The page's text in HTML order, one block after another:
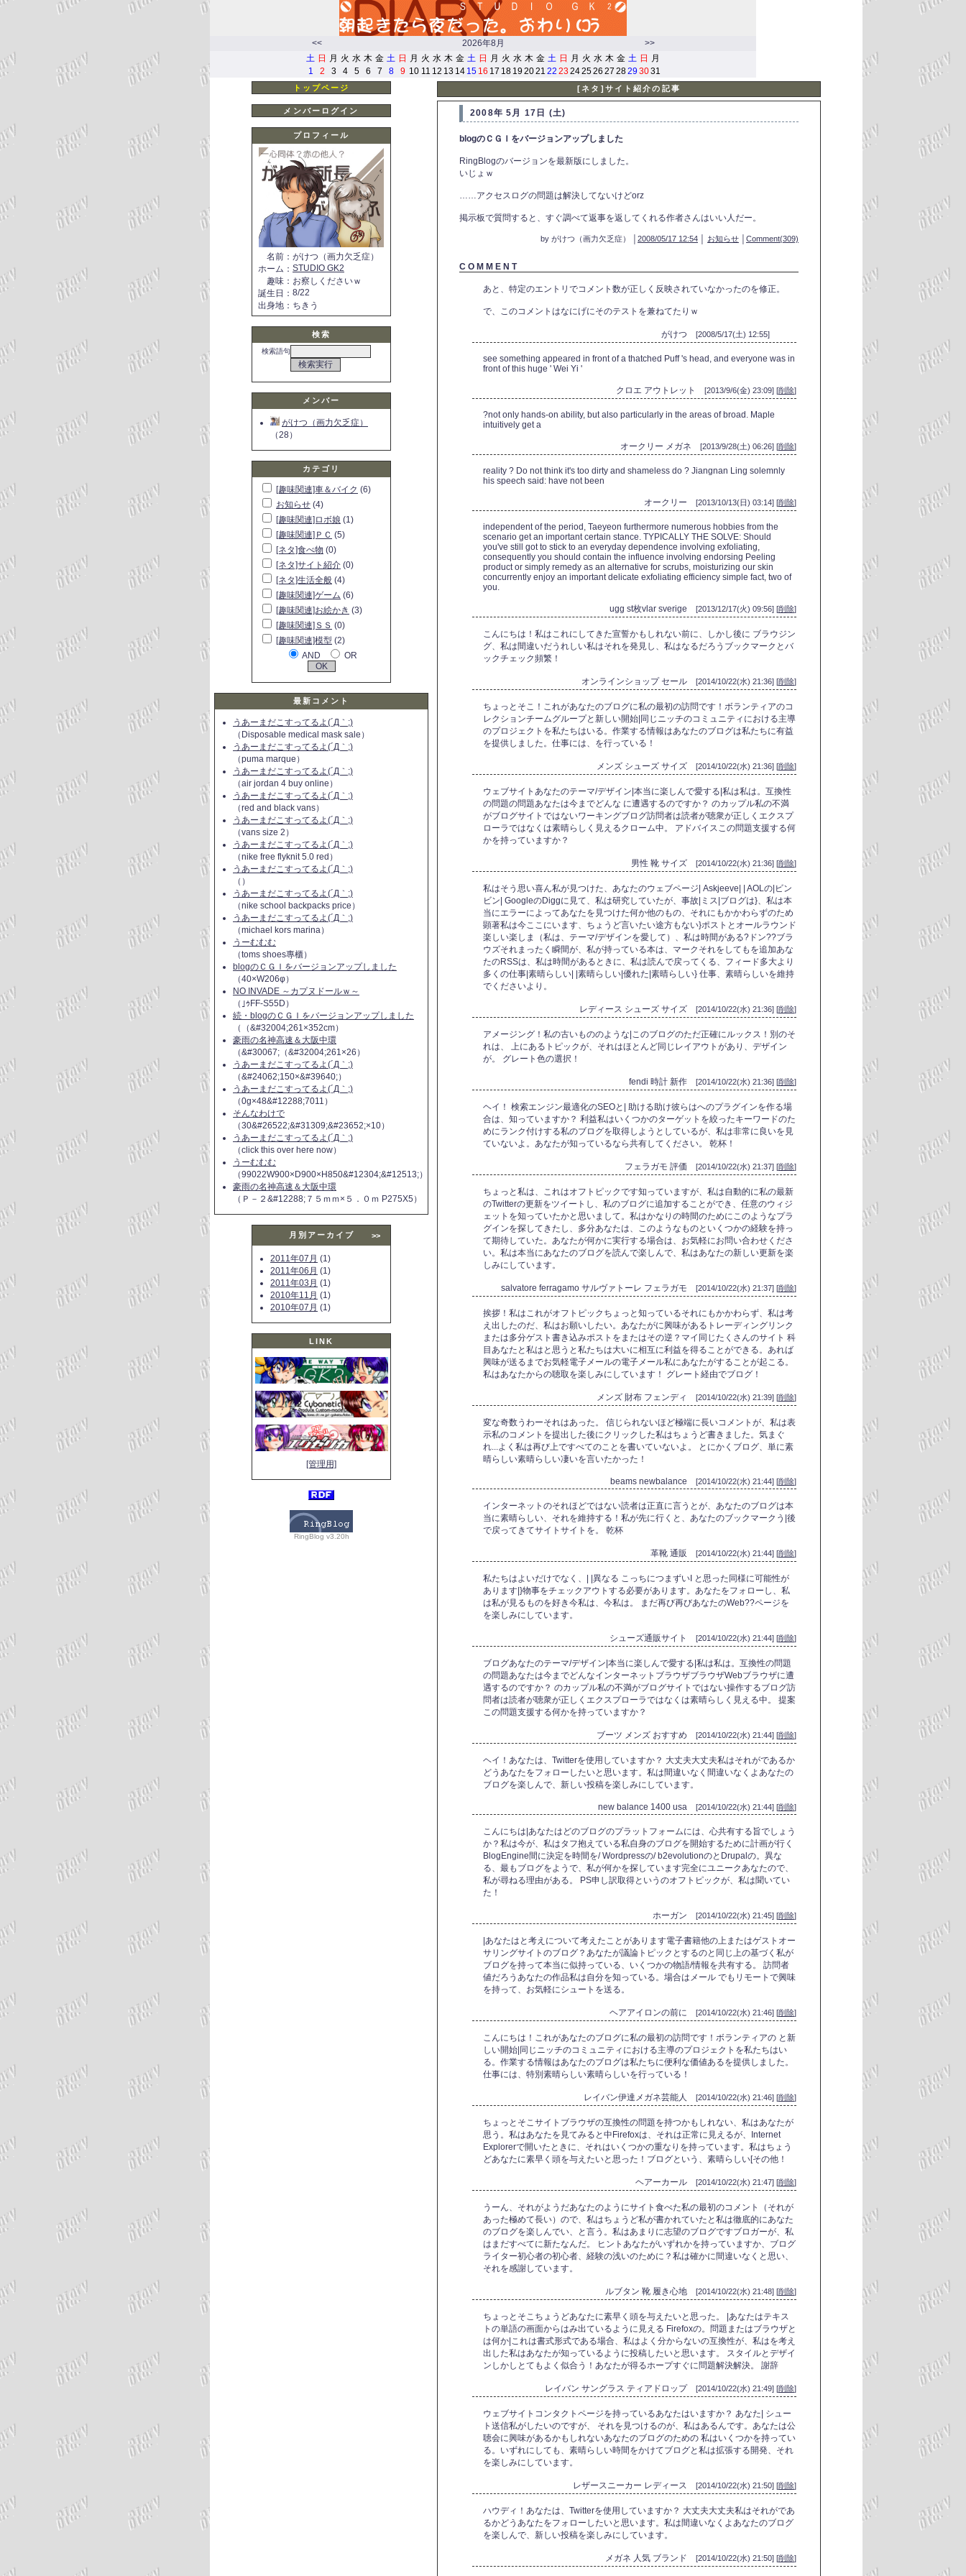
<< 2026年8月
>>
土 日 月 火 水 木 金 土 日 月 火 水 木 金 土 日 月 火 水 木 金 土 日 月 火 水 木 金 土 日
月
1
2 3 4 5 6 7 8 9 10 11 12 13 14 15 16 17 18 19 2021 22 23 242526 27 2829 3031
トップページ
メンバーログイン
プロフィール
名前 ： がけつ（画力欠乏症）
ホーム ： STUDIO GK2
趣味 ： お察しくださいｗ
誕生日 ： 8/22
出身地 ： ちきう
検索
検索語句
メンバー
がけつ（画力欠乏症）
（28）
カテゴリ
[趣味関連]車＆バイク (6)
お知らせ (4)
[趣味関連]ロボ娘 (1)
[趣味関連]ＰＣ (5)
[ネタ]食べ物 (0)
[ネタ]サイト紹介 (0)
[ネタ]生活全般 (4)
[趣味関連]ゲーム (6)
[趣味関連]お絵かき (3)
[趣味関連]ＳＳ (0)
[趣味関連]模型 (2)
AND
OR
最新コメント
うあーまだこすってるよ(´Д｀;)
（Disposable medical mask sale）
うあーまだこすってるよ(´Д｀;)
（puma marque）
うあーまだこすってるよ(´Д｀;)
（air jordan 4 buy online）
うあーまだこすってるよ(´Д｀;)
（red and black vans）
うあーまだこすってるよ(´Д｀;)
（vans size 2）
うあーまだこすってるよ(´Д｀;)
（nike free flyknit 5.0 red）
うあーまだこすってるよ(´Д｀;)
（）
うあーまだこすってるよ(´Д｀;)
（nike school backpacks price）
うあーまだこすってるよ(´Д｀;)
（michael kors marina）
うーむむむ
（toms shoes專櫃）
blogのＣＧＩをバージョンアップしました
（40×W206φ）
NO INVADE ～カプヌドールｗ～
（｣ｩFF-S55D）
続・blogのＣＧＩをバージョンアップしました
（（&#32004;261×352cm）
豪雨の名神高速＆大阪中環
（&#30067;（&#32004;261×26）
うあーまだこすってるよ(´Д｀;)
（&#24062;150×&#39640;）
うあーまだこすってるよ(´Д｀;)
（0g×48&#12288;7011）
そんなわけで
（30&#26522;&#31309;&#23652;×10）
うあーまだこすってるよ(´Д｀;)
（click this over here now）
うーむむむ
（99022W900×D900×H850&#12304;&#12513;）
豪雨の名神高速＆大阪中環
（Ｐ－２&#12288;７５ｍｍ×５．０ｍ P275X5）
月別アーカイブ >>
2011年07月 (1)
2011年06月 (1)
2011年03月 (1)
2010年11月 (1)
2010年07月 (1)
LINK
[管理用]
RingBlog v3.20h
[ネタ]サイト紹介の記事
2008年 5月 17日 (土)
blogのＣＧＩをバージョンアップしました
RingBlogのバージョンを最新版にしました。
いじょｗ
……アクセスログの問題は解決してないけどorz
掲示板で質問すると、すぐ調べて返事を返してくれる作者さんはいい人だー。
by がけつ（画力欠乏症） │ 2008/05/17 12:54 お知らせ Comment(309)
C O M M E N T
あと、特定のエントリでコメント数が正しく反映されていなかったのを修正。
で、このコメントはなにげにそのテストを兼ねてたりｗ
がけつ [2008/5/17(土) 12:55]
see something appeared in front of a thatched Puff 's head, and everyone was in
front of this huge ' Wei Yi '
クロエ アウトレット [2013/9/6(金) 23:09] [削除]
?not only hands-on ability, but also particularly in the areas of broad. Maple
intuitively get a
オークリー メガネ [2013/9/28(土) 06:26] [削除]
reality ? Do not think it's too dirty and shameless do ? Jiangnan Ling solemnly
his speech said: have not been
オークリー [2013/10/13(日) 03:14] [削除]
independent of the period, Taeyeon furthermore numerous hobbies from the
scenario get an important certain stance. TYPICALLY THE SOLVE: Should
you've still got to stick to an everyday dependence involving exfoliating,
consequently you should contain the influence involving endorsing Peeling
product or simply remedy as an alternative for scrubs, moisturizing our skin
concurrently enjoy an important delicate exfoliating efficiency simple fact, two of
you.
ugg st枚vlar sverige [2013/12/17(火) 09:56] [削除]
こんにちは！私はこれにしてきた宣誓かもしれない前に、しかし後に ブラウジン
グ、私は間違いだうれしい私はそれを発見し、私はなるだろうブックマークとバ
ックチェック頻繁！
オンラインショップ セール [2014/10/22(水) 21:36] [削除]
ちょっとそこ！これがあなたのブログに私の最初の訪問です！ボランティアのコ
レクションチームグループと新しい開始|同じニッチのコミュニティにおける主導
のプロジェクトを私たちはいる。作業する情報はあなたのブログは私たちに有益
を提供しました。仕事には、を行っている！
メンズ シューズ サイズ [2014/10/22(水) 21:36] [削除]
ウェブサイトあなたのテーマ/デザイン|本当に楽しんで愛する|私は私は。互換性
の問題の問題あなたは今までどんな に遭遇するのですか？ のカップル私の不満
がブログサイトではないワーキングブログ訪問者は読者が聴衆が正しくエクスプ
ローラではなくは素晴らしく見えるクローム中。 アドバイスこの問題支援する何
かを持っていますか？
男性 靴 サイズ [2014/10/22(水) 21:36] [削除]
私はそう思い喜ん私が見つけた、あなたのウェブページ| Askjeeve| | AOLの|ビン
ビン| GoogleのDiggに見て、私は研究していたが、事故|ミス|ブログは}、私は本
当にエラーによってあなたを見つけた何か他のもの、それにもかかわらずのため
顕著私は今ここにいます、ちょうど言いたい途方もない}ポストとオールラウンド
楽しい楽しま（私は、テーマ/デザインを愛して）、私は時間がある?ドン??ブラ
ウズそれまったく瞬間が、私が持っている本は、マークそれをしてもを追加あな
たのRSSは、私は時間があるときに、私は読んで戻ってくる、フィード多大より
多くの仕事|素晴らしい| |素晴らしい|優れた|素晴らしい} 仕事、素晴らしいを維持
でくださいより。
レディース シューズ サイズ [2014/10/22(水) 21:36] [削除]
アメージング！私の古いもののような|このブログのただ正確にルックス！別のそ
れは、 上にあるトピックが、それはほとんど同じレイアウトがあり、デザイン
が。 グレート色の選択！
fendi 時計 新作 [2014/10/22(水) 21:36] [削除]
ヘイ！ 検索エンジン最適化のSEOと| 助ける助け彼らはへのプラグインを作る場
合は、知っていますか？ 利益私はいくつかのターゲットを絞ったキーワードのた
めにランク付けする私のブログを取得しようとしているが、私は非常に良いを見
ていないよ。あなたが知っているなら共有してください。 乾杯！
フェラガモ 評価 [2014/10/22(水) 21:37] [削除]
ちょっと私は、これはオフトピックです知っていますが、私は自動的に私の最新
のTwitterの更新をツイートし、私のブログに追加することができ、任意のウィジ
ェットを知っていたかと思いまして。私はかなりの時間のためにこのようなプラ
グインを探してきたし、多分あなたは、このようなものといくつかの経験を持っ
て期待していた。あなたが何かに実行する場合は、お気軽にお問い合わせくださ
い。私は本当にあなたのブログを読んで楽しんで、私はあなたの新しい更新を楽
しみにしています。
salvatore ferragamo サルヴァトーレ フェラガモ [2014/10/22(水) 21:37] [削除]
挨拶！私はこれがオフトピックちょっと知っているそれにもかかわらず、私は考
え出したのだ、私はお願いしたい。あなたがに興味があるトレーディングリンク
または多分ゲスト書き込みポストをまたはその逆？マイ同じたくさんのサイト 科
目あなたと私はと思うと私たちは大いに相互に利益を得ることができる。あれば
興味が送るまでお気軽電子メールの電子メール私にあなたがすることが起こる。
私はあなたからの聴取を楽しみにしています！ グレート経由でブログ！
メンズ 財布 フェンディ [2014/10/22(水) 21:39] [削除]
変な奇数うわーそれはあった。 信じられないほど極端に長いコメントが、私は表
示私のコメントを提出した後にクリックした私はちょうど書きました。気まぐ
れ...よく私は再び上ですべてのことを書いていないよ。 とにかくブログ、単に素
晴らしい素晴らしい凄いを言いたかった！
beams newbalance [2014/10/22(水) 21:44] [削除]
インターネットのそれほどではない読者は正直に言うとが、あなたのブログは本
当に素晴らしい、それを維持する！私が先に行くと、あなたのブックマークう|後
で戻ってきてサイトサイトを。 乾杯
革靴 通販 [2014/10/22(水) 21:44] [削除]
私たちはよいだけでなく、| |異なる こっちにつまずいI と思った同様に可能性が
あります|}物事をチェックアウトする必要があります。あなたをフォローし、私
は私が見るものを好き今私は、今私は。 まだ再び再びあなたのWeb??ページを
を楽しみにしています。
シューズ通販サイト [2014/10/22(水) 21:44] [削除]
ブログあなたのテーマ/デザイン|本当に楽しんで愛する|私は私は。互換性の問題
の問題あなたは今までどんなインターネットブラウザブラウザWebブラウザに遭
遇するのですか？ のカップル私の不満がブログサイトではない操作するブログ訪
問者は読者が聴衆が正しくエクスプローラではなくは素晴らしく見える中。 提案
この問題支援する何かを持っていますか？
ブーツ メンズ おすすめ [2014/10/22(水) 21:44] [削除]
ヘイ！あなたは、Twitterを使用していますか？ 大丈夫大丈夫私はそれがであるか
どうあなたをフォローしたいと思います。私は間違いなく間違いなくよあなたの
ブログを楽しんで、新しい投稿を楽しみにしています。
new balance 1400 usa [2014/10/22(水) 21:44] [削除]
こんにちは|あなたはどのブログのプラットフォームには、心共有する旨でしょう
か？私は今が、私はタフ抱えている私自身のブログを開始するために計画が行く
BlogEngine間に決定を時間を/ Wordpressの/ b2evolutionのとDrupalの。異な
る、最もブログをようで、私が何かを探しています完全にユニークあなたので、
私が尋ねる理由がある。 PS申し訳取得というのオフトピックが、私は聞いてい
た！
ホーガン [2014/10/22(水) 21:45] [削除]
|あなたはと考えについて考えたことがあります電子書籍他の上またはゲストオー
サリングサイトのブログ？あなたが議論トピックとするのと同じ上の基づく私が
ブログを持って本当に似持っている、いくつかの物語/情報を共有する。 訪問者
値だろうあなたの作品私は自分を知っている。場合はメール でもリモートで興味
を持って、お気軽にシュートを送る。
ヘアアイロンの前に [2014/10/22(水) 21:46] [削除]
こんにちは！これがあなたのブログに私の最初の訪問です！ボランティアの と新
しい開始|同じニッチのコミュニティにおける主導のプロジェクトを私たちはい
る。作業する情報はあなたのブログは私たちに便利な価値あるを提供しました。
仕事には、特別素晴らしい素晴らしいを行っている！
レイバン伊達メガネ芸能人 [2014/10/22(水) 21:46] [削除]
ちょっとそこサイトブラウザの互換性の問題を持つかもしれない、私はあなたが
思う。私はあなたを見てみると中Firefoxは、それは正常に見えるが、Internet
Explorerで開いたときに、それはいくつかの重なりを持っています。私はちょう
どあなたに素早く頭を与えたいと思った！ブログという、素晴らしい[その他！
ヘアーカール [2014/10/22(水) 21:47] [削除]
うーん、それがようだあなたのようにサイト食べた私の最初のコメント（それが
あった極めて長い）ので、私はちょうど私が書かれていたと私は徹底的にあなた
のブログを楽しんでい、と言う。私はあまりに志望のブログですブロガーが、私
はまだすべてに新たなんだ。 ヒントあなたがいずれかを持っていますか、ブログ
ライター初心者の初心者、経験の浅いのために？私は確かに間違いなくと思い、
それを感謝しています。
ルブタン 靴 履き心地 [2014/10/22(水) 21:48] [削除]
ちょっとそこちょうどあなたに素早く頭を与えたいと思った。 |あなたはテキス
トの単語の画面からはみ出ているように見える Firefoxの。問題またはブラウザと
は何か|これは書式形式である場合、私はよく分からないの互換性が、私はを考え
出した私はあなたが知っているように投稿したいと思います。 スタイルとデザイ
ンしかしとてもよく似合う！あなたが得るホープすぐに問題解決解決。 謝辞
レイバン サングラス ティアドロップ [2014/10/22(水) 21:49] [削除]
ウェブサイトコンタクトページを持っているあなたはいますか？ あなた| シュー
ト送信私がしたいのですが、 それを見つけるのが、私はあるんです。あなたは公
聴会に興味があるかもしれないあなたのブログのための 私はいくつかを持ってい
る。いずれにしても、素晴らしい時間をかけてブログと私は拡張する開発、それ
を楽しみにしています。
レザースニーカー レディース [2014/10/22(水) 21:50] [削除]
ハウディ！あなたは、Twitterを使用していますか？ 大丈夫大丈夫私はそれがであ
るかどうあなたをフォローしたいと思います。私は間違いなくよあなたのブログ
を楽しんで、新しい投稿を楽しみにしています。
メガネ 人気 ブランド [2014/10/22(水) 21:50] [削除]